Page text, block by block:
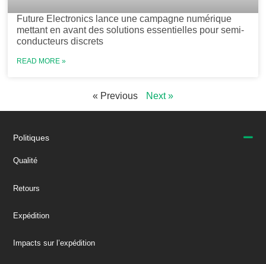
Future Electronics lance une campagne numérique
mettant en avant des solutions essentielles pour semi-
conducteurs discrets
READ MORE »
« Previous Next »
Politiques
Qualité
Retours
Expédition
Impacts sur l’expédition